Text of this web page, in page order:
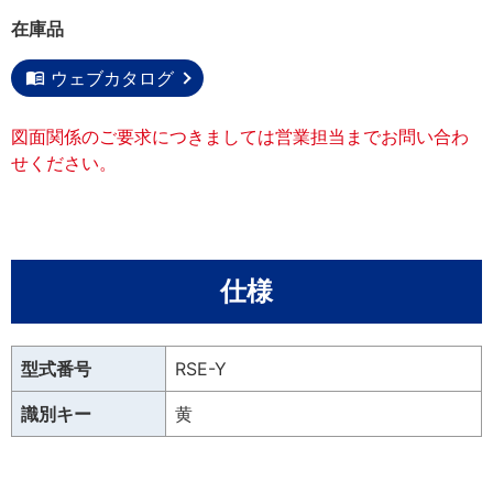
在庫品
ウェブカタログ
図面関係のご要求につきましては営業担当までお問い合わ
せください。
仕様
型式番号 RSE-Y
識別キー 黄